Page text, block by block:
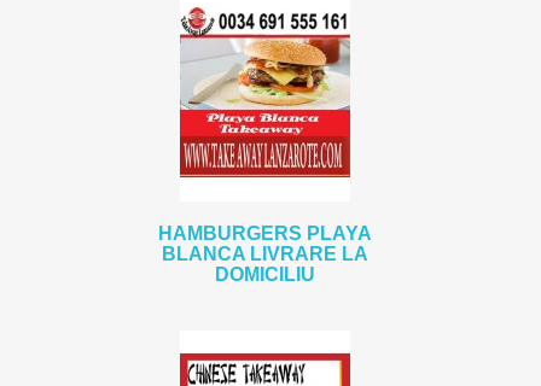
HAMBURGERS PLAYA
BLANCA LIVRARE LA
DOMICILIU